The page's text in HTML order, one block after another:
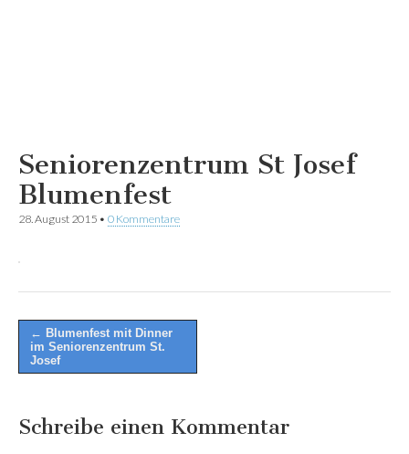
Seniorenzentrum St Josef
Blumenfest
28. August 2015 • 0 Kommentare
Post
navigation
← Blumenfest mit Dinner
im Seniorenzentrum St.
Josef
Schreibe einen Kommentar